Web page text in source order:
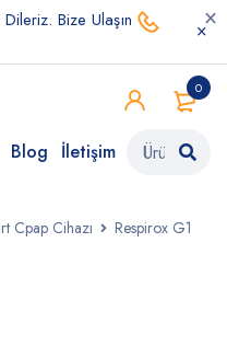
Dileriz. Bize Ulaşın
0
Blog İletişim
Cpap Cihazı
Respirox G1